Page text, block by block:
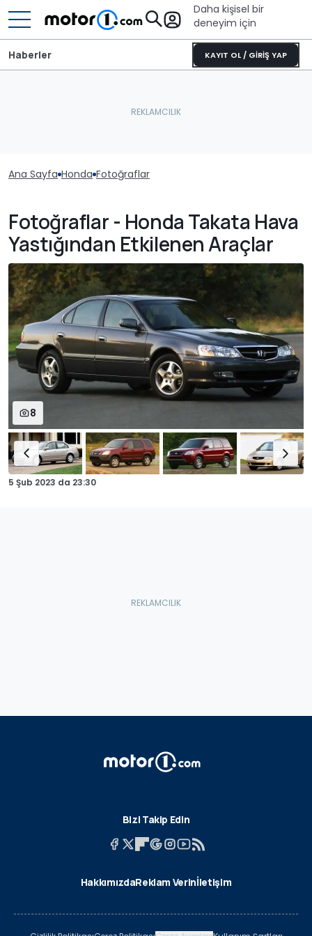
Daha kişisel bir
deneyim için
KAYIT OL / GİRİŞ YAP
Haberler
Ana Sayfa Honda Fotoğraflar
Fotoğraflar - Honda Takata Hava
Yastığından Etkilenen Araçlar
8
5 Şub 2023 da 23:30
Bizi Takip Edin
HakkımızdaReklam Verinİletişim